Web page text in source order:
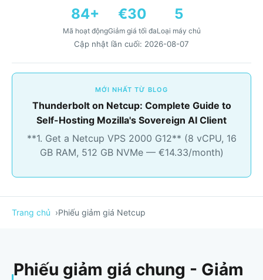
84+
Mã hoạt động
€30
Giảm giá tối đa
5
Loại máy chủ
Cập nhật lần cuối: 2026-08-07
MỚI NHẤT TỪ BLOG
Thunderbolt on Netcup: Complete Guide to
Self-Hosting Mozilla's Sovereign AI Client
**1. Get a Netcup VPS 2000 G12** (8 vCPU, 16
GB RAM, 512 GB NVMe — €14.33/month)
Trang chủ Phiếu giảm giá Netcup
Phiếu giảm giá chung - Giảm